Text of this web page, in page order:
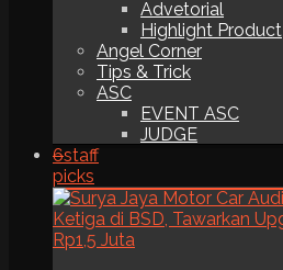
Advetorial
Highlight Product
Angel Corner
Tips & Trick
ASC
EVENT ASC
JUDGE
6staff
picks